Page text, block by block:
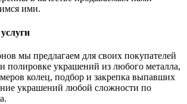
ими.
мы предлагаем для своих покупателей
полировке украшений из любого металла,
колец, подбор и закрепка выпавших
украшений любой сложности по